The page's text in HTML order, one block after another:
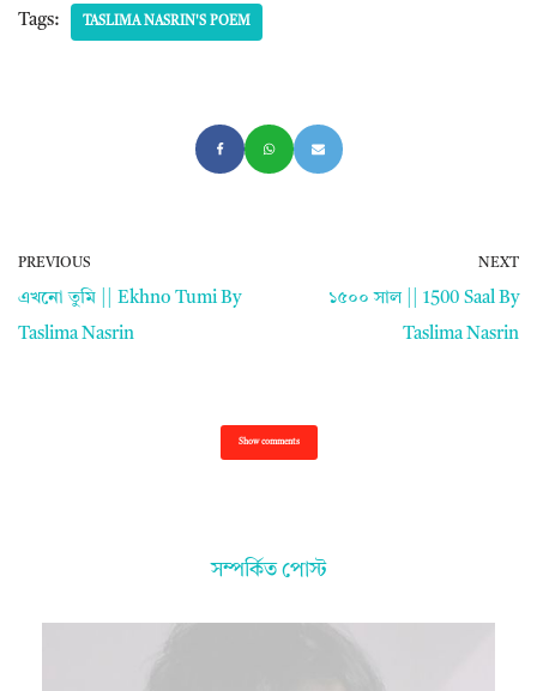
Tags: TASLIMA NASRIN'S POEM
PREVIOUS
এখনো তুমি || Ekhno Tumi By
Taslima Nasrin
NEXT
১৫০০ সাল || 1500 Saal By
Taslima Nasrin
Show comments
সম্পর্কিত পোস্ট